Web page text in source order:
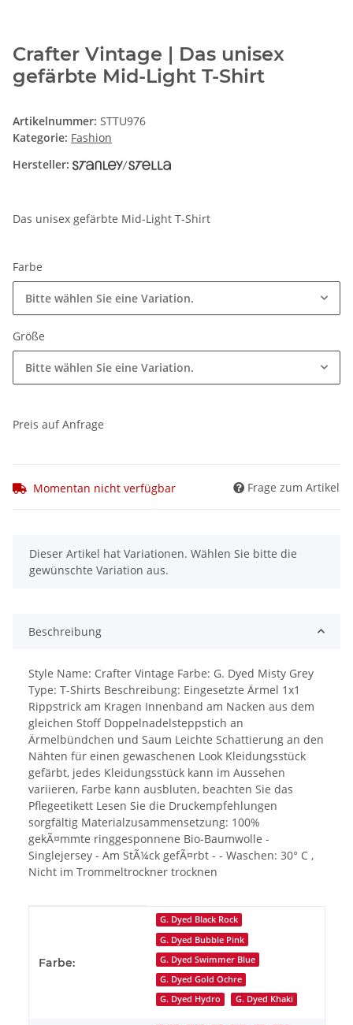
Crafter Vintage | Das unisex
gefärbte Mid-Light T-Shirt
Artikelnummer: STTU976
Kategorie: Fashion
Hersteller:
Das unisex gefärbte Mid-Light T-Shirt
Farbe
Bitte wählen Sie eine Variation.
Größe
Bitte wählen Sie eine Variation.
Preis auf Anfrage
Momentan nicht verfügbar Frage zum Artikel
x
Dieser Artikel hat Variationen. Wählen Sie bitte die
gewünschte Variation aus.
Beschreibung
Style Name: Crafter Vintage Farbe: G. Dyed Misty Grey
Type: T-Shirts Beschreibung: Eingesetzte Ärmel 1x1
Rippstrick am Kragen Innenband am Nacken aus dem
gleichen Stoff Doppelnadelsteppstich an
Ärmelbündchen und Saum Leichte Schattierung an den
Nähten für einen gewaschenen Look Kleidungsstück
gefärbt, jedes Kleidungsstück kann im Aussehen
variieren, Farbe kann ausbluten, beachten Sie das
Pflegeetikett Lesen Sie die Druckempfehlungen
sorgfältig Materialzusammensetzung: 100%
gekÃ¤mmte ringgesponnene Bio-Baumwolle -
Singlejersey - Am StÃ¼ck gefÃ¤rbt - - Waschen: 30° C ,
Nicht im Trommeltrockner trocknen
Farbe:
G. Dyed Black Rock
G. Dyed Bubble Pink
G. Dyed Swimmer Blue
G. Dyed Gold Ochre
G. Dyed Hydro
G. Dyed Khaki